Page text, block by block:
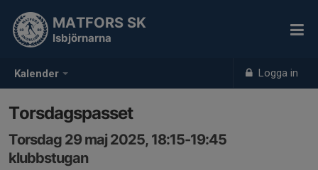
Kalender Logga in
MATFORS SK
Isbjörnarna
Torsdagspasset
Torsdag 29 maj 2025, 18:15-19:45
klubbstugan